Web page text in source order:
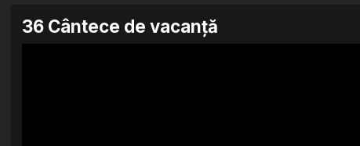
36 Cântece de vacanță